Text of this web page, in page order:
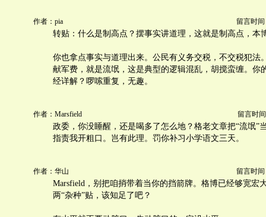
作者：pia 留言时间
转贴：什么是制高点？摆事实讲道理，这就是制高点，本
你也拿点事实与道理出来。公民有义务交税，不交税犯法
献军费，就是流氓，这是典型的逻辑混乱，胡搅蛮缠。你
经详解？啰嗦重复，无趣。
作者：Marsfield 留言时
政委，你没睡醒，还是喝多了怎么地？格老文章把“流氓”
指责我开粗口。岂有此理。罚你补习小学语文三天。
作者：华山 留言时间
Marsfield，别把咱捎带着当你的挡箭牌。格博已经够宽宏
两“杂种”贴，该知足了吧？